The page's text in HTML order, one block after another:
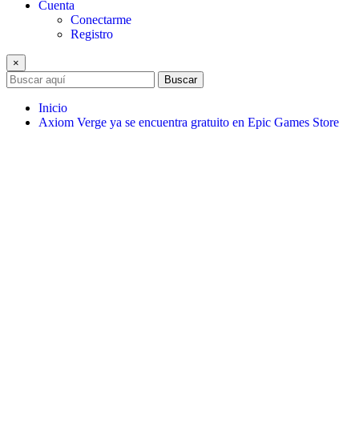
Cuenta
Conectarme
Registro
×
Buscar
Inicio
Axiom Verge ya se encuentra gratuito en Epic Games Store